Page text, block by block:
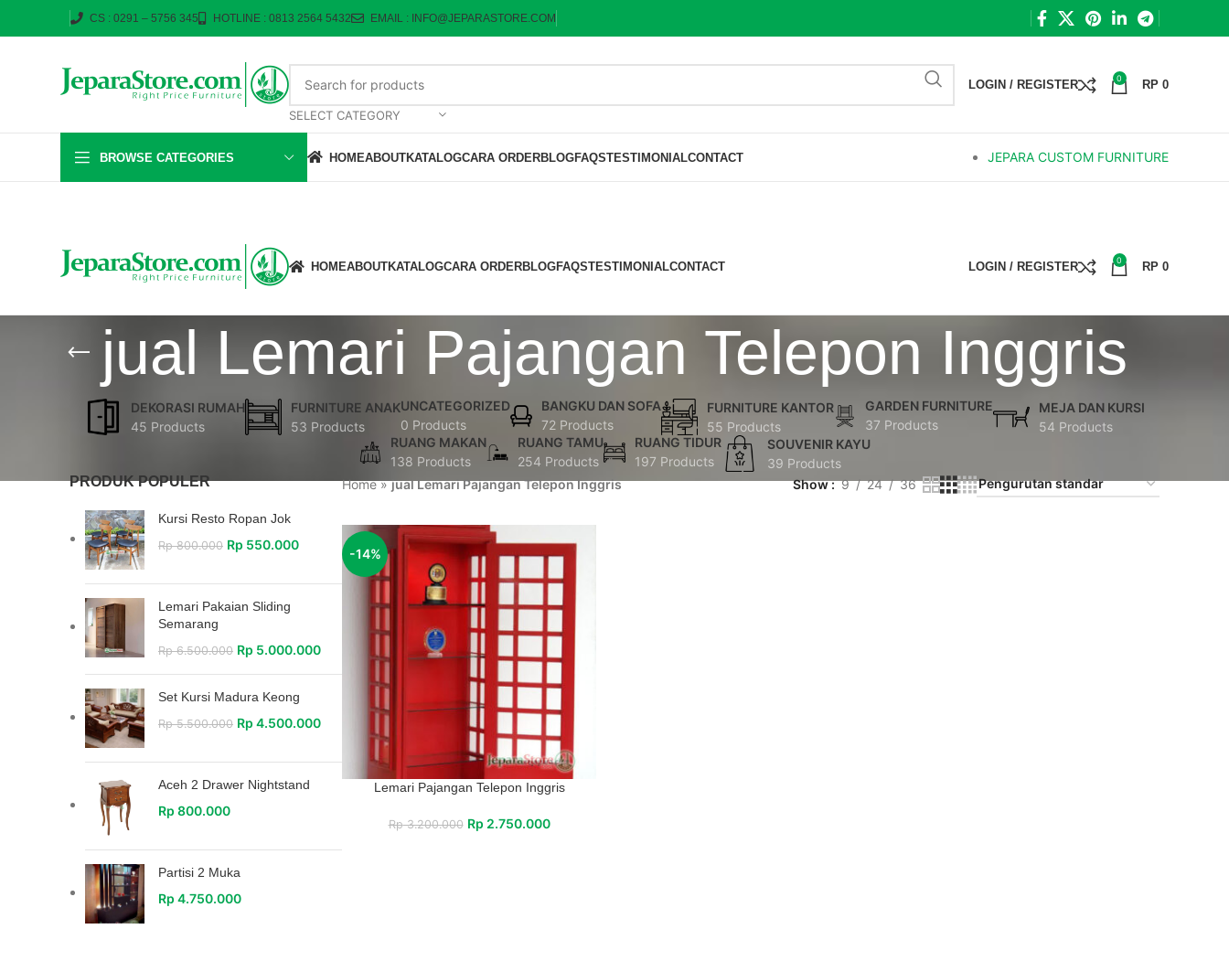
CS : 0291 – 5756 345 HOTLINE : 0813 2564 5432 EMAIL : INFO@JEPARASTORE.COM
SELECT CATEGORY
LOGIN / REGISTER 0 RP 0
BROWSE CATEGORIES HOMEABOUTKATALOGCARA ORDERBLOGFAQSTESTIMONIALCONTACT JEPARA CUSTOM FURNITURE
HOMEABOUTKATALOGCARA ORDERBLOGFAQSTESTIMONIALCONTACT LOGIN / REGISTER 0 RP 0
jual Lemari Pajangan Telepon Inggris
DEKORASI RUMAH
45 Products
FURNITURE ANAK
53 Products
UNCATEGORIZED
0 Products
BANGKU DAN SOFA
72 Products
FURNITURE KANTOR
55 Products
GARDEN FURNITURE
37 Products
MEJA DAN KURSI
54 Products
RUANG MAKAN
138 Products
RUANG TAMU
254 Products
RUANG TIDUR
197 Products
SOUVENIR KAYU
39 Products
PRODUK POPULER
Kursi Resto Ropan Jok
Rp800.000 Rp 550.000
Lemari Pakaian Sliding
Semarang
Rp6.500.000 Rp 5.000.000
Set Kursi Madura Keong
Rp5.500.000 Rp 4.500.000
Aceh 2 Drawer Nightstand
Rp 800.000
Partisi 2 Muka
Rp 4.750.000
Home»jual Lemari Pajangan Telepon Inggris Show 9 24 36
-14%
Lemari Pajangan Telepon Inggris
Rp3.200.000 Rp 2.750.000